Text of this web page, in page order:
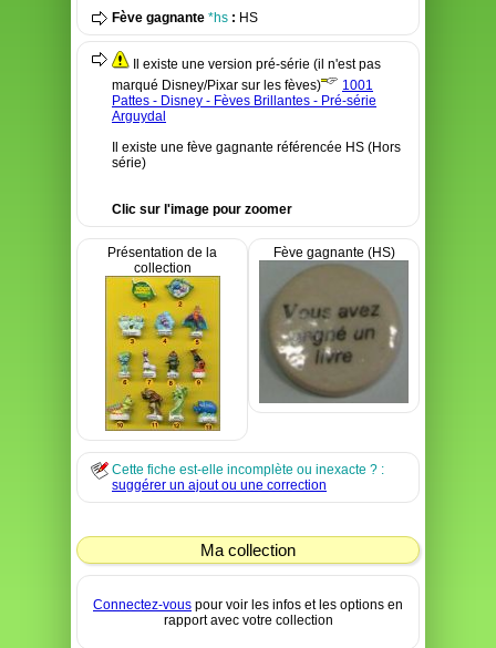
Fève gagnante *hs : HS
Il existe une version pré-série (il n'est pas
marqué Disney/Pixar sur les fèves)
1001
Pattes - Disney - Fèves Brillantes - Pré-série
Arguydal
Il existe une fève gagnante référencée HS (Hors
série)
Clic sur l'image pour zoomer
Présentation de la
collection
Fève gagnante (HS)
Cette fiche est-elle incomplète ou inexacte ? :
suggérer un ajout ou une correction
Ma collection
Connectez-vous pour voir les infos et les options en
rapport avec votre collection